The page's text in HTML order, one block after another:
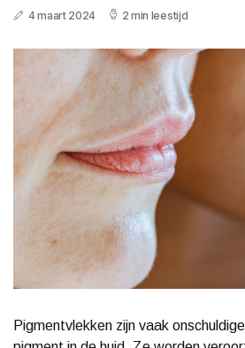
4 maart 2024 2 min leestijd
Pigmentvlekken zijn vaak